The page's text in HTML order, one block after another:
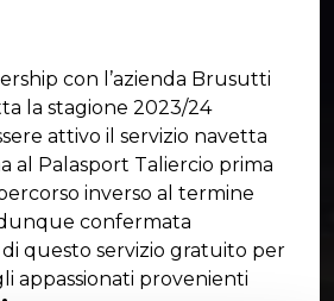
con l’azienda Brusutti
la stagione 2023/24
attivo il servizio navetta
al Palasport Taliercio prima
inverso al termine
dunque confermata
di questo servizio gratuito per
appassionati provenienti